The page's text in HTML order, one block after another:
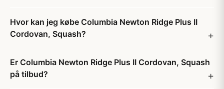
Hvor kan jeg købe Columbia Newton Ridge Plus II
Cordovan, Squash?
Er Columbia Newton Ridge Plus II Cordovan, Squash
på tilbud?